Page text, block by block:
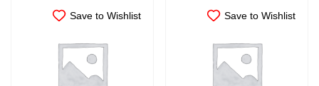
Save to Wishlist Save to Wishlist